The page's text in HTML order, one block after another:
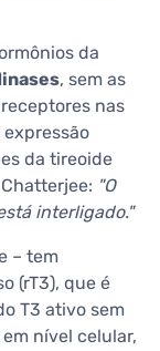
da
, sem as
nas
da tireoide
"O
interligado."
– tem
(rT3), que é
T3 ativo sem
nível celular,